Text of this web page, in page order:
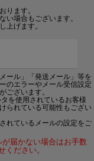
ります。
い場合もございます。
上げます。
ール」「発送メール」等を
のエラーやメール受信設定
ございます。
を使用されているお客様
られている可能性もござい
れているメールの設定をご
届かない場合はお手数
ください。